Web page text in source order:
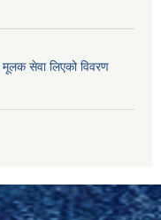
मूलक सेवा लिएको विवरण